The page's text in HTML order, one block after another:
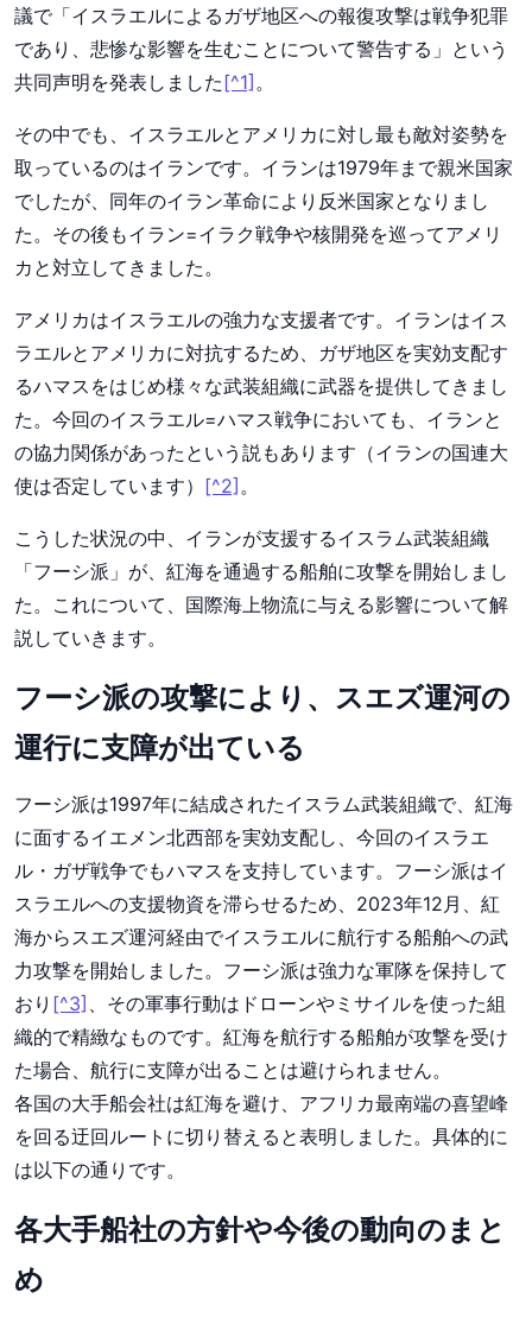
議で「イスラエルによるガザ地区への報復攻撃は戦争犯罪
であり、悲惨な影響を生むことについて警告する」という
共同声明を発表しました [^1] 。
その中でも、イスラエルとアメリカに対し最も敵対姿勢を
取っているのはイランです。イランは1979年まで親米国家
でしたが、同年のイラン革命により反米国家となりまし
た。その後もイラン=イラク戦争や核開発を巡ってアメリ
カと対立してきました。
アメリカはイスラエルの強力な支援者です。イランはイス
ラエルとアメリカに対抗するため、ガザ地区を実効支配す
るハマスをはじめ様々な武装組織に武器を提供してきまし
た。今回のイスラエル=ハマス戦争においても、イランと
の協力関係があったという説もあります（イランの国連大
使は否定しています） [^2] 。
こうした状況の中、イランが支援するイスラム武装組織
「フーシ派」が、紅海を通過する船舶に攻撃を開始しまし
た。これについて、国際海上物流に与える影響について解
説していきます。
フーシ派の攻撃により、スエズ運河の
運行に支障が出ている
フーシ派は1997年に結成されたイスラム武装組織で、紅海
に面するイエメン北西部を実効支配し、今回のイスラエ
ル・ガザ戦争でもハマスを支持しています。フーシ派はイ
スラエルへの支援物資を滞らせるため、2023年12月、紅
海からスエズ運河経由でイスラエルに航行する船舶への武
力攻撃を開始しました。フーシ派は強力な軍隊を保持して
おり [^3] 、その軍事行動はドローンやミサイルを使った組
織的で精緻なものです。紅海を航行する船舶が攻撃を受け
た場合、航行に支障が出ることは避けられません。
各国の大手船会社は紅海を避け、アフリカ最南端の喜望峰
を回る迂回ルートに切り替えると表明しました。具体的に
は以下の通りです。
各大手船社の方針や今後の動向のまと
め